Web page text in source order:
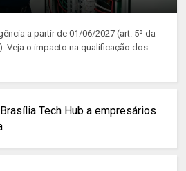
a partir de 01/06/2027 (art. 5º da
Veja o impacto na qualificação dos
Tech Hub a empresários